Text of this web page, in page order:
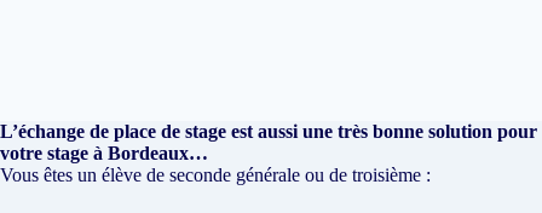
L’échange de place de stage est aussi une très bonne solution pour
votre stage à Bordeaux…
Vous êtes un élève de seconde générale ou de troisième :